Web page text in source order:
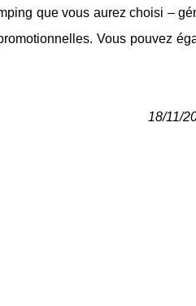
que vous aurez choisi –
Vous pouvez
18/11/